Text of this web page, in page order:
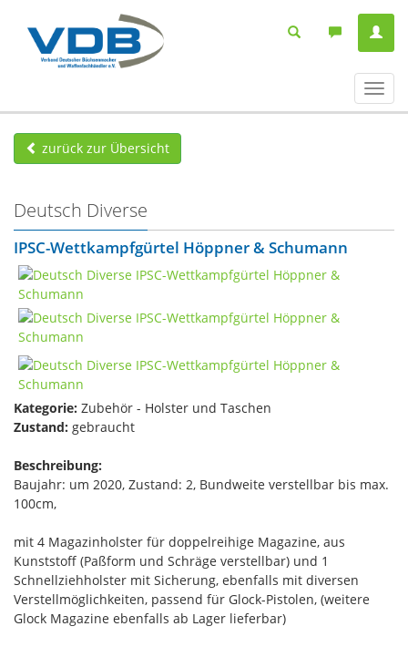
ein-/
zurück zur Übersicht
Deutsch Diverse
IPSC-Wettkampfgürtel Höppner & Schumann
Kategorie: Zubehör - Holster und Taschen
Zustand: gebraucht
Beschreibung:
Baujahr: um 2020, Zustand: 2, Bundweite verstellbar bis max.
100cm,
mit 4 Magazinholster für doppelreihige Magazine, aus
Kunststoff (Paßform und Schräge verstellbar) und 1
Schnellziehholster mit Sicherung, ebenfalls mit diversen
Verstellmöglichkeiten, passend für Glock-Pistolen, (weitere
Glock Magazine ebenfalls ab Lager lieferbar)